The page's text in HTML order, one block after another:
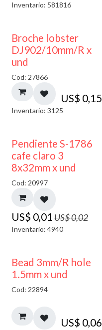
Inventario: 581816
Broche lobster
DJ902/10mm/R x
und
Cod: 27866
US$ 0,15
Inventario: 3125
50% DESCUENTO
Pendiente S-1786
cafe claro 3
8x32mm x und
Cod: 20997
US$ 0,01US$0,02
Inventario: 4940
Bead 3mm/R hole
1.5mm x und
Cod: 22894
US$ 0,06